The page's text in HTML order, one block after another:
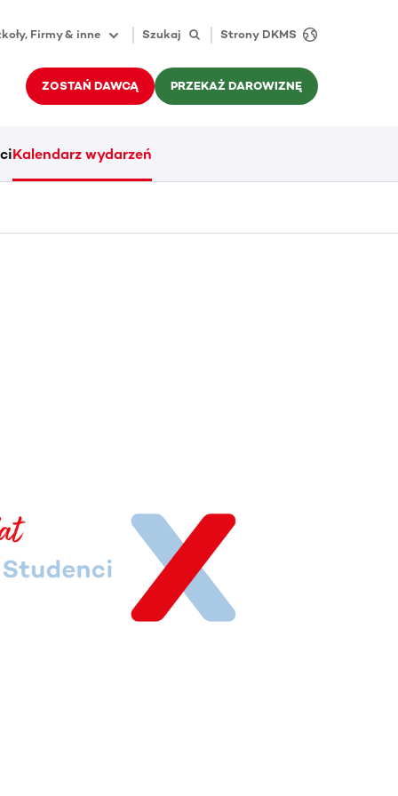
Firmy & inne Szukaj Strony DKMS
ZOSTAŃ DAWCĄ PRZEKAŻ DAROWIZNĘ
Kalendarz wydarzeń